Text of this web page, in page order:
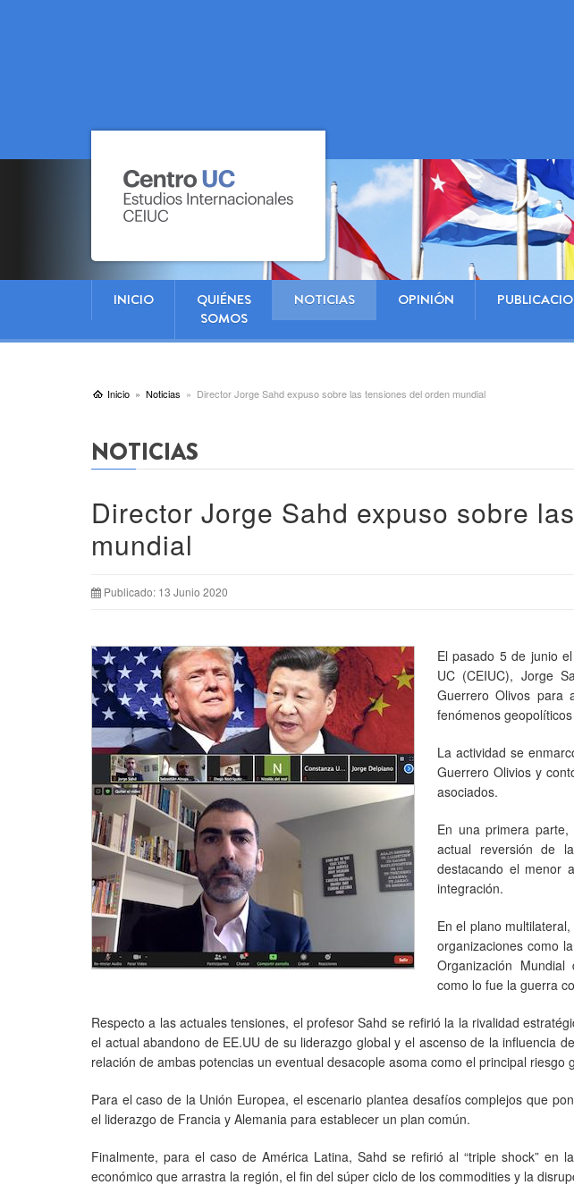
INICIO
QUIÉNES
SOMOS
NOTICIAS OPINIÓN
Inicio Noticias Director Jorge Sahd expuso sobre las tensiones del orden mundial
NOTICIAS
Director Jorge Sahd expuso sobre
mundial
Publicado: 13 Junio 2020
El pasado 5 de junio
UC (CEIUC), Jorge
Guerrero Olivos para
fenómenos
La actividad se
Guerrero Olivios y
asociados.
En una primera
actual reversión de
destacando el menor
integración.
En el plano
organizaciones como
Organización
como lo fue la guerra
Respecto a las actuales tensiones, el profesor Sahd se refirió la la rivalidad
el actual abandono de EE.UU de su liderazgo global y el ascenso de la influencia
relación de ambas potencias un eventual desacople asoma como el principal riesgo
Para el caso de la Unión Europea, el escenario plantea desafíos complejos que
el liderazgo de Francia y Alemania para establecer un plan común.
Finalmente, para el caso de América Latina, Sahd se refirió al “triple shock” en
económico que arrastra la región, el fin del súper ciclo de los commodities y la